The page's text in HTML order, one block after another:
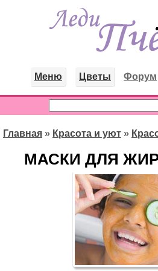
Меню Цветы Форум
Главная » Красота и уют »
МАСКИ ДЛЯ